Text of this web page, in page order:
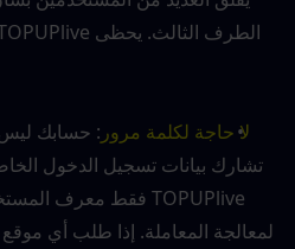
لا حاجة لكلمة مرور